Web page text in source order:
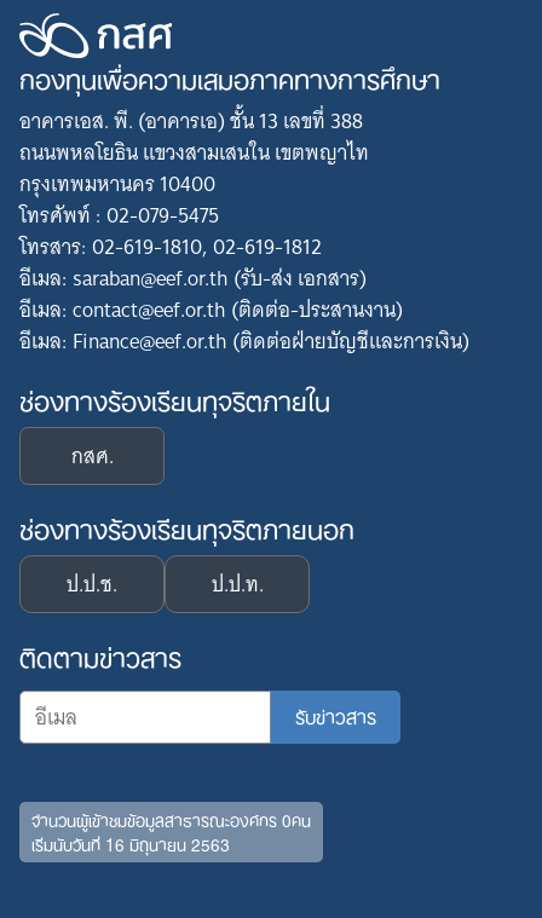
กองทุนเพื่อความเสมอภาคทางการศึกษา
อาคารเอส. พี. (อาคารเอ) ชั้น 13 เลขที่ 388
ถนนพหลโยธิน แขวงสามเสนใน เขตพญาไท
กรุงเทพมหานคร 10400
โทรศัพท์ : 02-079-5475
โทรสาร: 02-619-1810, 02-619-1812
อีเมล: saraban@eef.or.th (รับ-ส่ง เอกสาร)
อีเมล: contact@eef.or.th (ติดต่อ-ประสานงาน)
อีเมล: Finance@eef.or.th (ติดต่อฝ่ายบัญชีและการเงิน)
ช่องทางร้องเรียนทุจริตภายใน
กสศ.
ช่องทางร้องเรียนทุจริตภายนอก
ป.ป.ช. ป.ป.ท.
ติดตามข่าวสาร
จำนวนผู้เข้าชมข้อมูลสาธารณะองค์กร 0คน
เริ่มนับวันที่ 16 มิถุนายน 2563